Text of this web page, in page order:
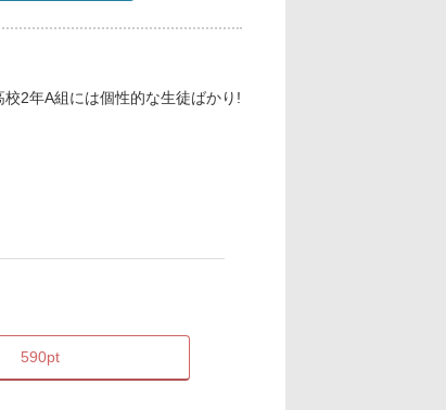
2年A組には個性的な生徒ばかり!
590pt